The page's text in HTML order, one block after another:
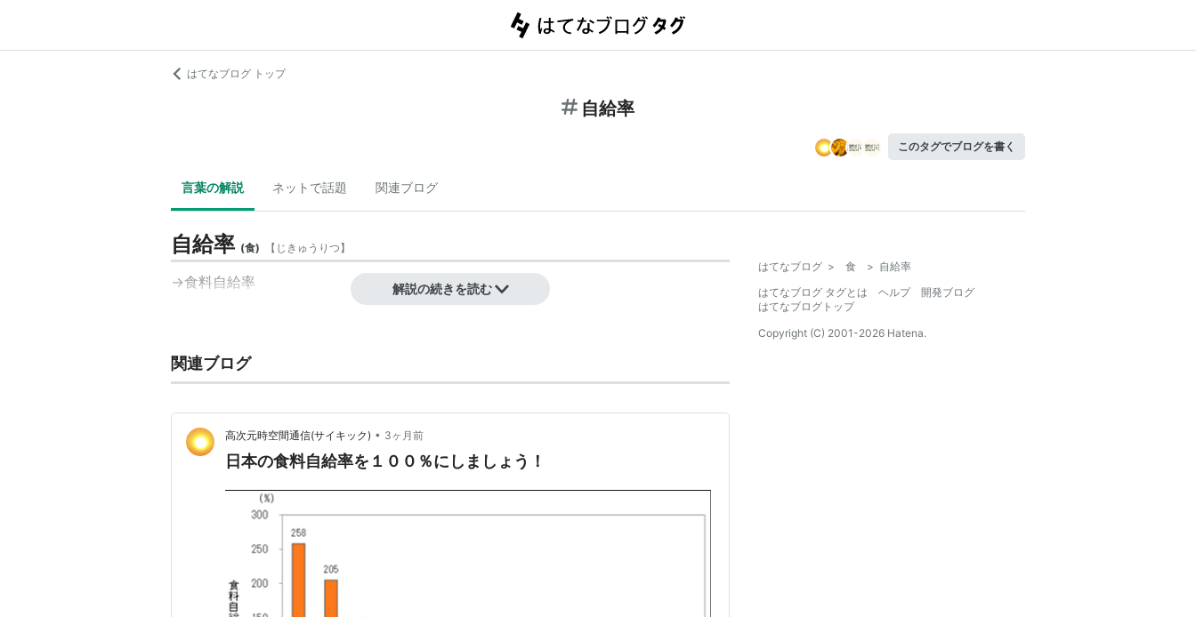
はてなブログ トップ
自給率
このタグでブログを書く
言葉の解説 ネットで話題 関連ブログ
自給率 (食) 【 じきゅうりつ】
→食料自給率 解説の続きを読む
関連ブログ
高次元時空間通信(サイキック) • 3ヶ月前
日本の食料自給率を１００％にしましょう！
はてなブログ > 食 > 自給率
はてなブログ タグとは
ヘルプ
開発ブログ
はてなブログトップ
Copyright (C) 2001-2026 Hatena.